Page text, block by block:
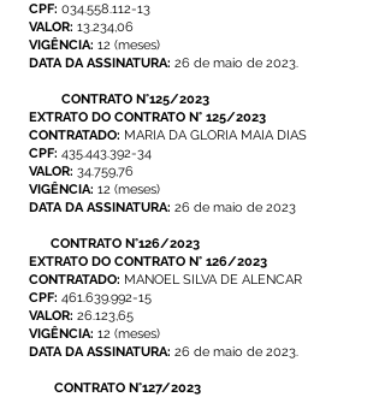
CPF: 034.558.112-13
VALOR: 13.234,06
VIGÊNCIA: 12 (meses)
DATA DA ASSINATURA: 26 de maio de 2023.
CONTRATO N°125/2023
EXTRATO DO CONTRATO N° 125/2023
CONTRATADO: MARIA DA GLORIA MAIA DIAS
CPF: 435.443.392-34
VALOR: 34.759,76
VIGÊNCIA: 12 (meses)
DATA DA ASSINATURA: 26 de maio de 2023
CONTRATO N°126/2023
EXTRATO DO CONTRATO N° 126/2023
CONTRATADO: MANOEL SILVA DE ALENCAR
CPF: 461.639.992-15
VALOR: 26.123,65
VIGÊNCIA: 12 (meses)
DATA DA ASSINATURA: 26 de maio de 2023.
CONTRATO N°127/2023